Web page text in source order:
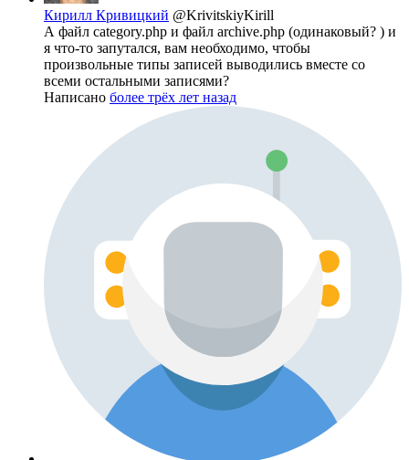
Кирилл Кривицкий @KrivitskiyKirill
А файл category.php и файл archive.php (одинаковый? ) и
я что-то запутался, вам необходимо, чтобы
произвольные типы записей выводились вместе со
всеми остальными записями?
Написано более трёх лет назад